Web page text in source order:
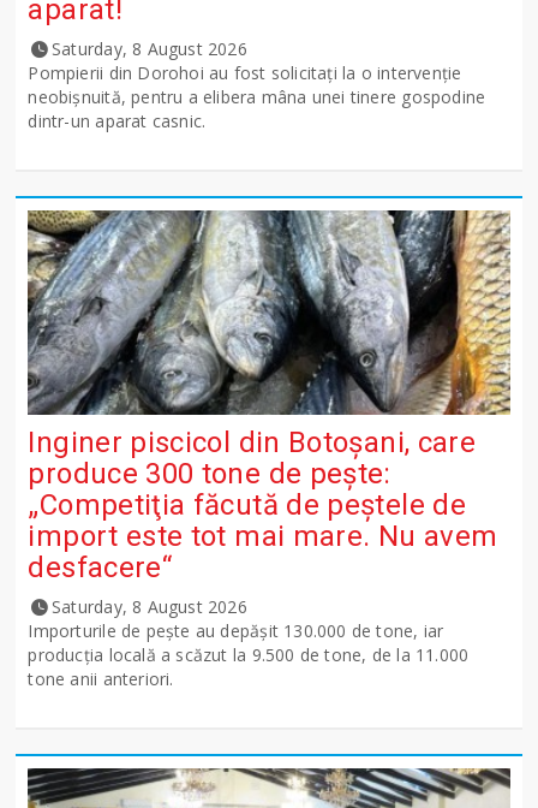
aparat!
Saturday, 8 August 2026
Pompierii din Dorohoi au fost solicitați la o intervenție
neobișnuită, pentru a elibera mâna unei tinere gospodine
dintr-un aparat casnic.
Inginer piscicol din Botoşani, care
produce 300 tone de peşte:
„Competiţia făcută de peştele de
import este tot mai mare. Nu avem
desfacere“
Saturday, 8 August 2026
Importurile de peşte au depăşit 130.000 de tone, iar
producţia locală a scăzut la 9.500 de tone, de la 11.000
tone anii anteriori.